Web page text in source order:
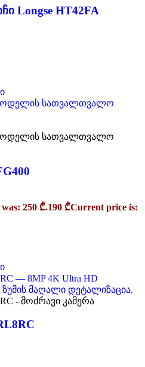
Longse HT42FA
250 ₾.190 ₾Current price is: